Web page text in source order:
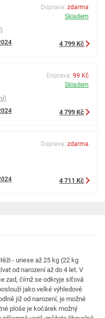
Doprava: zdarma
Skladem
4 799 Kč
Doprava: 99 Kč
Skladem
4 799 Kč
Doprava: zdarma
4 711 Kč
- unese až 25 kg (22 kg
od narození až do 4 let. V
zad, čímž se odkryje síťová
jako velké výhledové
již od narození, je možné
ploše je kočárek možný